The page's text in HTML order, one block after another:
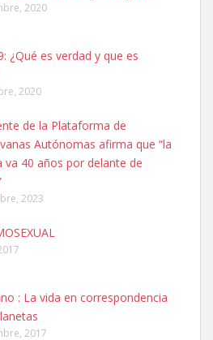
MESA Y LOPEZ
CON MICROCHIP PERDIDO HOY
LOPEZ. ES MUY ASUSTADIZO
6.7.2025
papillera, asustada tiene miedo a la
2020
¿Qué es verdad y que es
2020
de la Plataforma de
Autónomas afirma que “la
va 40 años por delante de
2023
: La vida en correspondencia
2017